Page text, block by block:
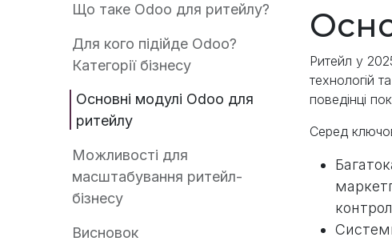
Що таке Odoo для ритейлу?
Для кого підійде Odoo?
Категорії бізнесу
Основні модулі Odoo для
ритейлу
Можливості для
масштабування ритейл-
бізнесу
Висновок
Ритейл у
технологій
поведінці
Серед